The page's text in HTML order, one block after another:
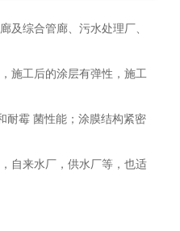
及综合管廊、污水处理厂、
施工后的涂层有弹性，施工
耐霉 菌性能；涂膜结构紧密
自来水厂，供水厂等，也适